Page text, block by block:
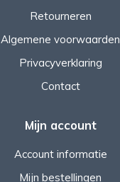
Retourneren
Algemene voorwaarden
Privacyverklaring
Contact
Mijn account
Account informatie
Mijn bestellingen